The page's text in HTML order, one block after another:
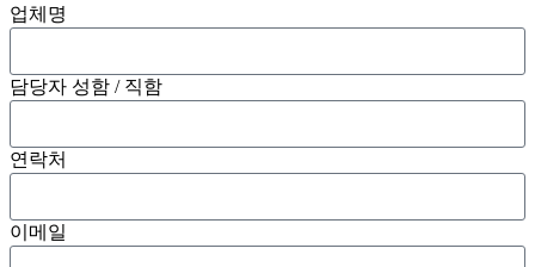
업체명
담당자 성함 / 직함
연락처
이메일